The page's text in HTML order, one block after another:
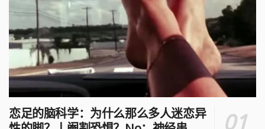
恋足的脑科学：为什么那么多人迷恋异